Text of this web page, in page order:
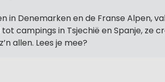
in Denemarken en de Franse Alpen,
campings in Tsjechië en Spanje, ze
allen. Lees je mee?